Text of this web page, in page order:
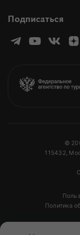
Подписаться
©
115432,
Политика